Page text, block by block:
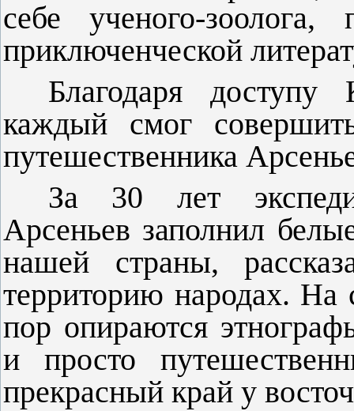
себе ученого-зоолога,
приключенческой
Благодаря
каждый смог
путешественника
За 30 лет
Арсеньев заполнил
нашей страны,
территорию народах. На
пор опираются
и просто
прекрасный край у